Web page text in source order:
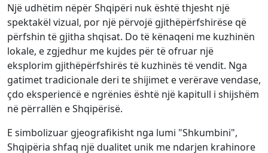
Një udhëtim nëpër Shqipëri nuk është thjesht një
spektakël vizual, por një përvojë gjithëpërfshirëse që
përfshin të gjitha shqisat. Do të kënaqeni me kuzhinën
lokale, e zgjedhur me kujdes për të ofruar një
eksplorim gjithëpërfshirës të kuzhinës të vendit. Nga
gatimet tradicionale deri te shijimet e verërave vendase,
çdo eksperiencë e ngrënies është një kapitull i shijshëm
në përrallën e Shqipërisë.
E simbolizuar gjeografikisht nga lumi "Shkumbini",
Shqipëria shfaq një dualitet unik me ndarjen krahinore